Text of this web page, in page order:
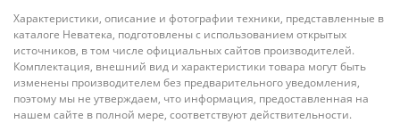
Характеристики, описание и фотографии техники, представленные в
каталоге Неватека, подготовлены с использованием открытых
источников, в том числе официальных сайтов производителей.
Комплектация, внешний вид и характеристики товара могут быть
изменены производителем без предварительного уведомления,
поэтому мы не утверждаем, что информация, предоставленная на
нашем сайте в полной мере, соответствуют действительности.